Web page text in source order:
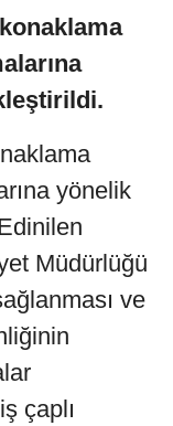
yönelik
Müdürlüğü
ve
çaplı